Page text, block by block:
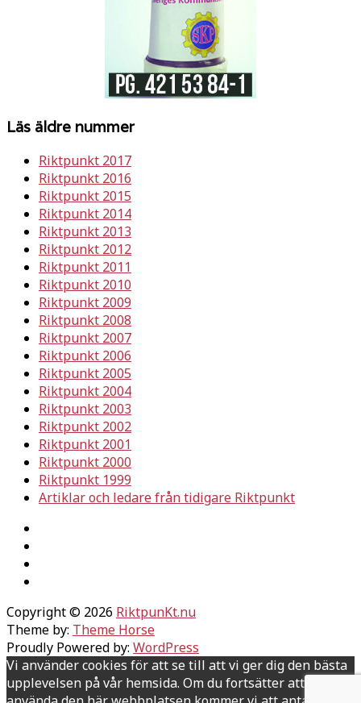
Läs äldre nummer
Riktpunkt 2017
Riktpunkt 2016
Riktpunkt 2015
Riktpunkt 2014
Riktpunkt 2013
Riktpunkt 2012
Riktpunkt 2011
Riktpunkt 2010
Riktpunkt 2009
Riktpunkt 2008
Riktpunkt 2007
Riktpunkt 2006
Riktpunkt 2005
Riktpunkt 2004
Riktpunkt 2003
Riktpunkt 2002
Riktpunkt 2001
Riktpunkt 2000
Riktpunkt 1999
Artiklar och ledare från tidigare Riktpunkt
Copyright © 2026 RiktpunKt.nu
Theme by: Theme Horse
Proudly Powered by: WordPress
Vi använder cookies för att se till att vi ger dig den bästa
upplevelsen på vår hemsida. Om du fortsätter att